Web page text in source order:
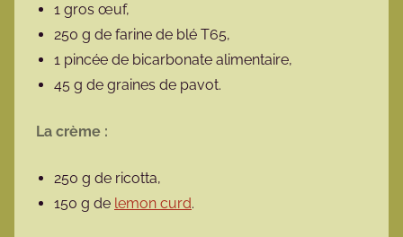
1 gros œuf,
250 g de farine de blé T65,
1 pincée de bicarbonate alimentaire,
45 g de graines de pavot.
La crème :
250 g de ricotta,
150 g de lemon curd.